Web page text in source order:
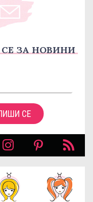
ЗА НОВИНИ
СЕ